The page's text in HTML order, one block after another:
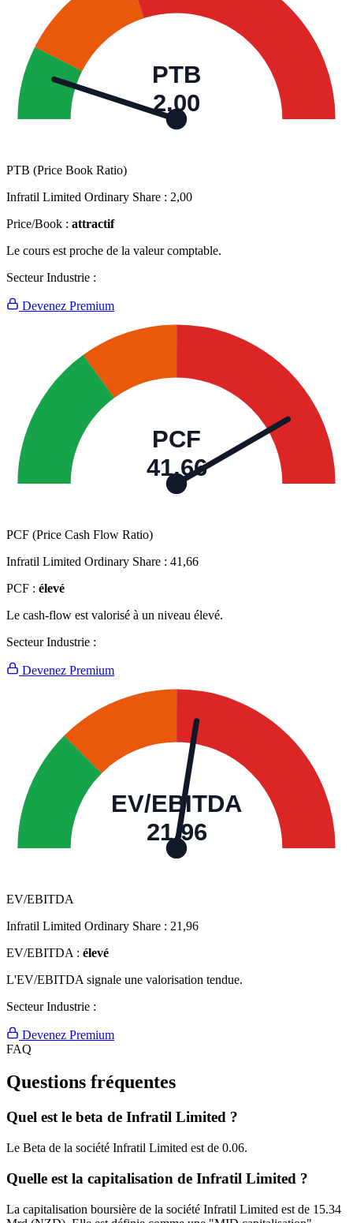
PTB
2,00
PTB (Price Book Ratio)
Infratil Limited Ordinary Share : 2,00
Price/Book : attractif
Le cours est proche de la valeur comptable.
Secteur Industrie :
Devenez Premium
PCF
41,66
PCF (Price Cash Flow Ratio)
Infratil Limited Ordinary Share : 41,66
PCF : élevé
Le cash-flow est valorisé à un niveau élevé.
Secteur Industrie :
Devenez Premium
EV/EBITDA
21,96
EV/EBITDA
Infratil Limited Ordinary Share : 21,96
EV/EBITDA : élevé
L'EV/EBITDA signale une valorisation tendue.
Secteur Industrie :
Devenez Premium
FAQ
Questions fréquentes
Quel est le beta de Infratil Limited ?
Le Beta de la société Infratil Limited est de 0.06.
Quelle est la capitalisation de Infratil Limited ?
La capitalisation boursière de la société Infratil Limited est de 15.34